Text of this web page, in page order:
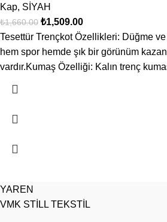
Kap, SİYAH
₺1,660.00 ₺1,509.00
Tesettür Trençkot Özellikleri: Düğme
hem spor hemde şık bir görünüm
vardır.Kumaş Özelliği: Kalın trenç
YAREN
VMK STİLL TEKSTİL